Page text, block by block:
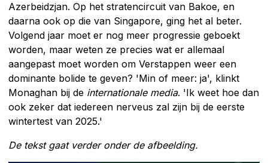
Azerbeidzjan. Op het stratencircuit van Bakoe, en
daarna ook op die van Singapore, ging het al beter.
Volgend jaar moet er nog meer progressie geboekt
worden, maar weten ze precies wat er allemaal
aangepast moet worden om Verstappen weer een
dominante bolide te geven? 'Min of meer: ja', klinkt
Monaghan bij de internationale media. 'Ik weet hoe dan
ook zeker dat iedereen nerveus zal zijn bij de eerste
wintertest van 2025.'
De tekst gaat verder onder de afbeelding.